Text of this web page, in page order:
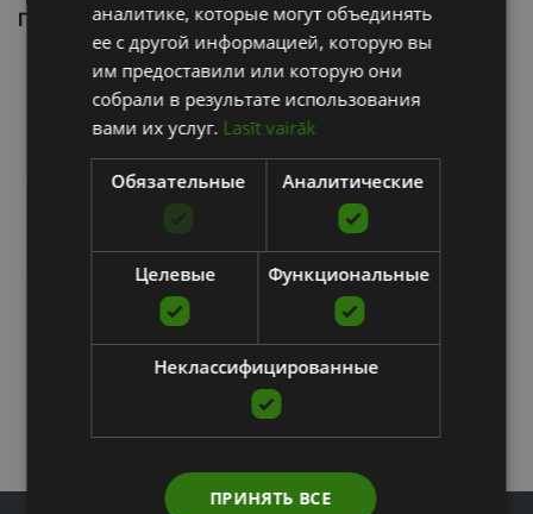
Производителианалитике, которые могут объединять
ее с другой информацией, которую вы
им предоставили или которую они
собрали в результате использования
вами их услуг. Lasīt vairāk
Обязательные Аналитические
Целевые Функциональные
Неклассифицированные
ПРИНЯТЬ ВСЕ